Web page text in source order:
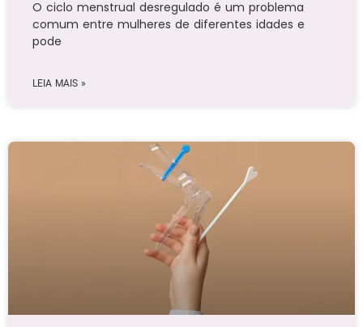
O ciclo menstrual desregulado é um problema
comum entre mulheres de diferentes idades e
pode
LEIA MAIS »